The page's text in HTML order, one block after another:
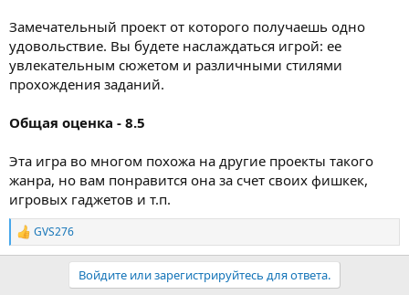
Замечательный проект от которого получаешь одно
удовольствие. Вы будете наслаждаться игрой: ее
увлекательным сюжетом и различными стилями
прохождения заданий.
Общая оценка - 8.5
Эта игра во многом похожа на другие проекты такого
жанра, но вам понравится она за счет своих фишкек,
игровых гаджетов и т.п.
Р
е
GVS276
Войдите или зарегистрируйтесь для ответа.